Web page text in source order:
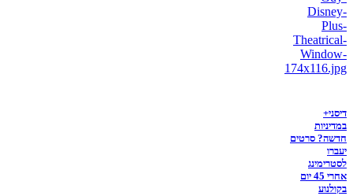
דיסני+
במדיניות
חדשה? סרטים
יעברו
לסטרימינג
אחרי 45 יום
בקולנוע